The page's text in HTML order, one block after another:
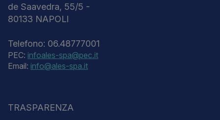
de Saavedra, 55/5 -
80133 NAPOLI
Telefono: 06.48777001
PEC: infoales-spa@pec.it
Email: info@ales-spa.it
TRASPARENZA